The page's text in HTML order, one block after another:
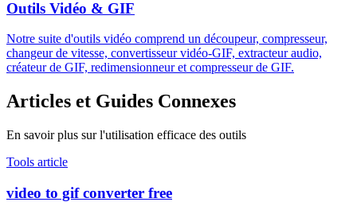
Outils Vidéo & GIF
Notre suite d'outils vidéo comprend un découpeur, compresseur,
changeur de vitesse, convertisseur vidéo-GIF, extracteur audio,
créateur de GIF, redimensionneur et compresseur de GIF.
Articles et Guides Connexes
En savoir plus sur l'utilisation efficace des outils
Tools article
video to gif converter free